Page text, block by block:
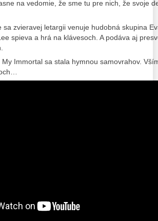
na vedomie, že sme tu pre nich, že svoje
sa zvieravej letargii venuje hudobná skupina
spieva a hrá na klávesoch. A podáva aj
Immortal sa stala hymnou samovrahov.